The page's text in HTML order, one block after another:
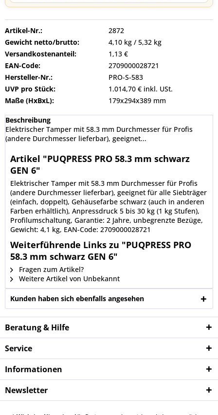
Artikel-Nr.:
2872
Gewicht netto/brutto:
4,10 kg / 5,32 kg
Versandkostenanteil:
1,13 €
EAN-Code:
2709000028721
Hersteller-Nr.:
PRO-S-583
UVP pro Stück:
1.014,70 € inkl. USt.
Maße (HxBxL):
179x294x389 mm
Beschreibung
Elektrischer Tamper mit 58.3 mm Durchmesser für Profis
(andere Durchmesser lieferbar), geeignet...
Artikel "PUQPRESS PRO 58.3 mm schwarz
GEN 6"
Elektrischer Tamper mit 58.3 mm Durchmesser für Profis
(andere Durchmesser lieferbar), geeignet für alle Siebträger
(einfach, doppelt), Gehäusefarbe schwarz (auch in anderen
Farben erhältlich), Anpressdruck 5 bis 30 kg (1 kg Stufen),
Profilumschaltung, Garantie: 2 Jahre, unbegrenzte Bezüge,
Gewicht: 4,1 kg, EAN-Code: 2709000028721
Weiterführende Links zu "PUQPRESS PRO
58.3 mm schwarz GEN 6"
Fragen zum Artikel?
Weitere Artikel von Unbekannt
Kunden haben sich ebenfalls angesehen
Beratung & Hilfe
Service
Informationen
Newsletter